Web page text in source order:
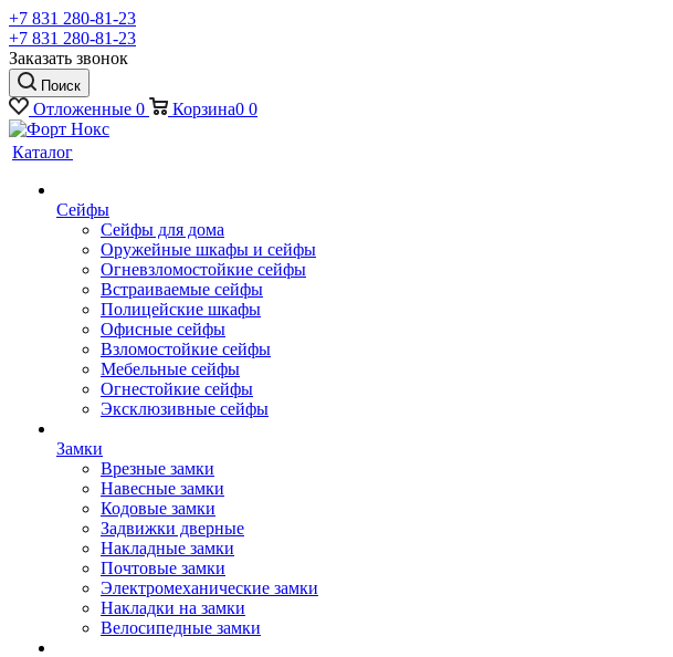
+7 831 280-81-23
+7 831 280-81-23
Заказать звонок
Поиск
Отложенные 0 Корзина0 0
Каталог
Сейфы
Сейфы для дома
Оружейные шкафы и сейфы
Огневзломостойкие сейфы
Встраиваемые сейфы
Полицейские шкафы
Офисные сейфы
Взломостойкие сейфы
Мебельные сейфы
Огнестойкие сейфы
Эксклюзивные сейфы
Замки
Врезные замки
Навесные замки
Кодовые замки
Задвижки дверные
Накладные замки
Почтовые замки
Электромеханические замки
Накладки на замки
Велосипедные замки